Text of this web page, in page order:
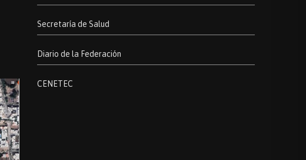
Secretaría de Salud
Diario de la Federación
CENETEC